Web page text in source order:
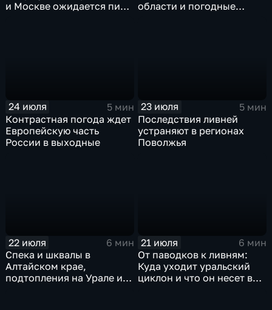
и Москве ожидается пик
области и погодные
24 июля
5 мин
Контрастная погода ждет
Европейскую часть
России в выходные
23 июля
5 мин
Последствия ливней
устраняют в регионах
Поволжья
22 июля
6 мин
Спека и шквалы в
Алтайском крае,
подтопления на Урале и
21 июля
6 мин
От паводков к ливням:
Куда уходит уральский
циклон и что он несет в